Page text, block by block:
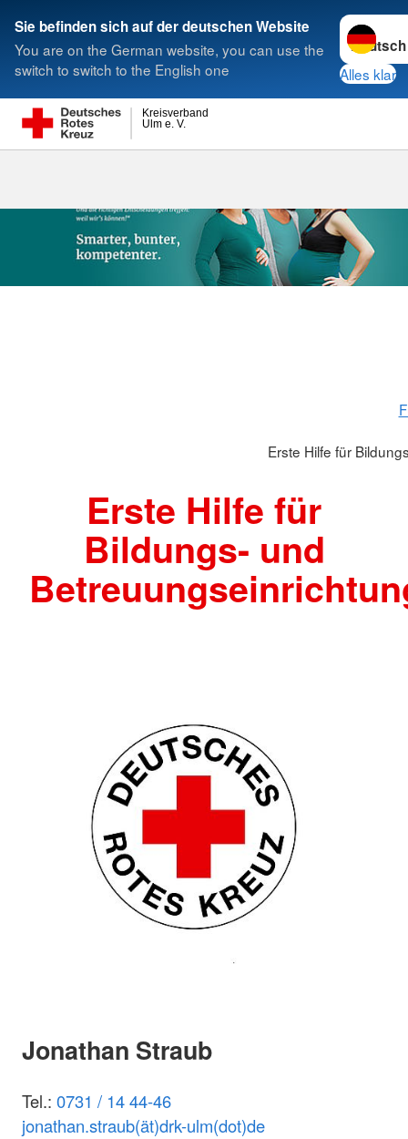
Sie befinden sich auf der deutschen Website
You are on the German website, you can use the
switch to switch to the English one
Sprache
Alles klar
Ulm e. V.
Kreisverband
Suche
Erste Hilfe für
Erste Hilfe für
Bildungs- und
Jonathan Straub
Tel.: 0731 / 14 44-46
jonathan.straub(ät)drk-ulm(dot)de